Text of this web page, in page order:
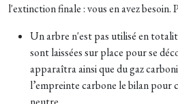
l'extinction finale : vous en avez besoin.
Un arbre n'est pas utilisé en
sont laissées sur place pour se
apparaîtra ainsi que du gaz
l’empreinte carbone le bilan pour